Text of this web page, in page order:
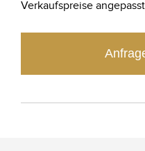
Verkaufspreise